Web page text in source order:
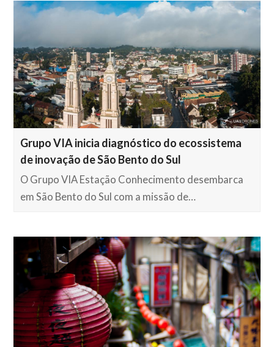
Grupo VIA inicia diagnóstico do ecossistema
de inovação de São Bento do Sul
O Grupo VIA Estação Conhecimento desembarca
em São Bento do Sul com a missão de…